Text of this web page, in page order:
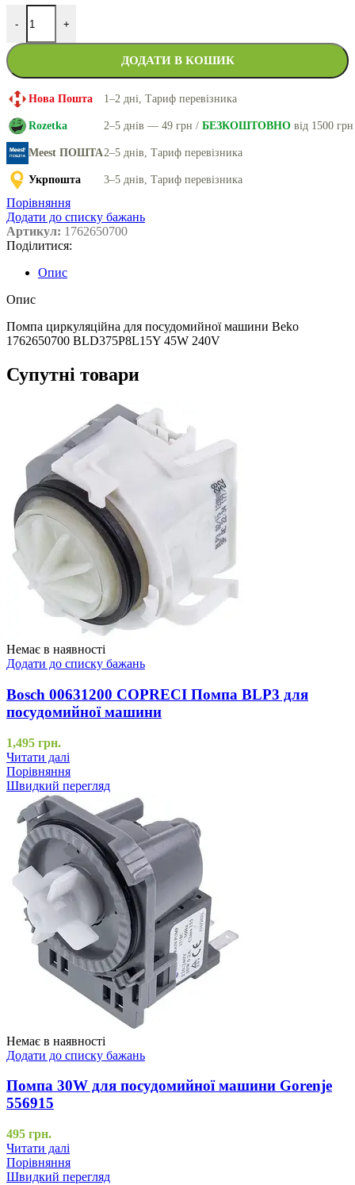
- +
ДОДАТИ В КОШИК
Нова Пошта 1–2 дні, Тариф перевізника
Rozetka 2–5 днів — 49 грн / БЕЗКОШТОВНО від 1500 грн
Meest ПОШТА2–5 днів, Тариф перевізника
Укрпошта 3–5 днів, Тариф перевізника
Порівняння
Додати до списку бажань
Артикул: 1762650700
Поділитися:
Опис
Опис
Помпа циркуляційна для посудомийної машини Beko
1762650700 BLD375P8L15Y 45W 240V
Супутні товари
Немає в наявності
Додати до списку бажань
Bosch 00631200 COPRECI Помпа BLP3 для
посудомийної машини
1,495 грн.
Читати далі
Порівняння
Швидкий перегляд
Немає в наявності
Додати до списку бажань
Помпа 30W для посудомийної машини Gorenje
556915
495 грн.
Читати далі
Порівняння
Швидкий перегляд